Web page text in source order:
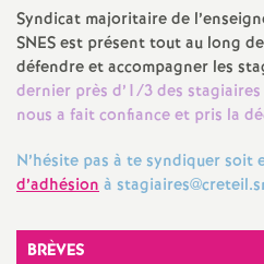
Syndicat majoritaire de
SNESest présent tout au long
défendre et accompagner les
dernier près d’1/3 des
nous a fait confiance et pris la
N’hésite pas à te syndiquer soit
d’adhésionà
BRÈVES